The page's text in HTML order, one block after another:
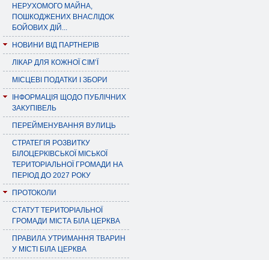
НЕРУХОМОГО МАЙНА,
ПОШКОДЖЕНИХ ВНАСЛІДОК
БОЙОВИХ ДІЙ...
НОВИНИ ВІД ПАРТНЕРІВ
ЛІКАР ДЛЯ КОЖНОЇ СІМ’Ї
МІСЦЕВІ ПОДАТКИ І ЗБОРИ
ІНФОРМАЦІЯ ЩОДО ПУБЛІЧНИХ
ЗАКУПІВЕЛЬ
ПЕРЕЙМЕНУВАННЯ ВУЛИЦЬ
СТРАТЕГІЯ РОЗВИТКУ
БІЛОЦЕРКІВСЬКОЇ МІСЬКОЇ
ТЕРИТОРІАЛЬНОЇ ГРОМАДИ НА
ПЕРІОД ДО 2027 РОКУ
ПРОТОКОЛИ
СТАТУТ ТЕРИТОРІАЛЬНОЇ
ГРОМАДИ МІСТА БІЛА ЦЕРКВА
ПРАВИЛА УТРИМАННЯ ТВАРИН
У МІСТІ БІЛА ЦЕРКВА